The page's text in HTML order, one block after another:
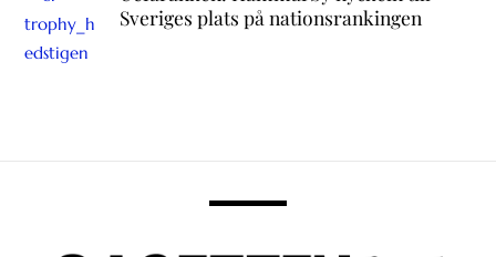
Sveriges plats på nationsrankingen